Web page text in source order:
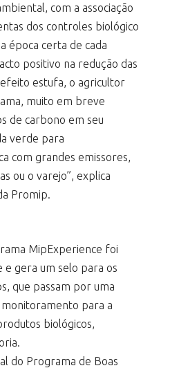
com a associação
dos controles biológico
época certa de cada
positivo na redução das
estufa, o agricultor
muito em breve
de carbono em seu
verde para
com grandes emissores,
ou o varejo”, explica
Promip.
MipExperience foi
gera um selo para os
que passam por uma
para a
biológicos,
do Programa de Boas